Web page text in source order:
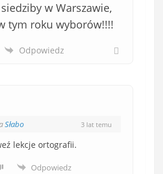
w Warszawie,
tym roku wyborów!!!!
Odpowiedz
Słabo 3 lat temu
lekcje ortografii.
Odpowiedz